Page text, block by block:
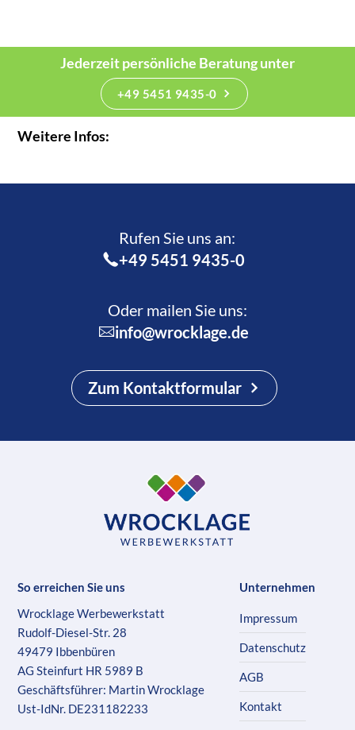
Jederzeit persönliche Beratung unter
+49 5451 9435-0
Weitere Infos:
Rufen Sie uns an:­
+49 5451 9435-0
Oder mailen Sie uns:
info@wrocklage.de
Zum Kontaktformular
So erreichen Sie uns
Wrocklage Werbewerkstatt
Rudolf-Diesel-Str. 28
49479 Ibbenbüren
AG Steinfurt HR 5989 B
Geschäftsführer: Martin Wrocklage
Ust-IdNr. DE231182233
Unternehmen
Impressum
Datenschutz
AGB
Kontakt